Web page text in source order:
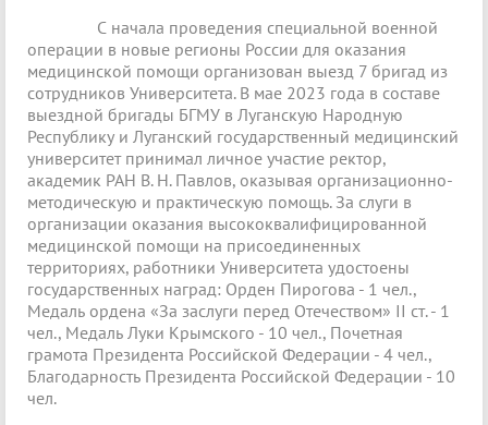
С начала проведения специальной военной
операции в новые регионы России для оказания
медицинской помощи организован выезд 7 бригад из
сотрудников Университета. В мае 2023 года в составе
выездной бригады БГМУ в Луганскую Народную
Республику и Луганский государственный медицинский
университет принимал личное участие ректор,
академик РАН В. Н. Павлов, оказывая организационно-
методическую и практическую помощь. За слуги в
организации оказания высококвалифицированной
медицинской помощи на присоединенных
территориях, работники Университета удостоены
государственных наград: Орден Пирогова - 1 чел.,
Медаль ордена «За заслуги перед Отечеством» II ст. - 1
чел., Медаль Луки Крымского - 10 чел., Почетная
грамота Президента Российской Федерации - 4 чел.,
Благодарность Президента Российской Федерации - 10
чел.